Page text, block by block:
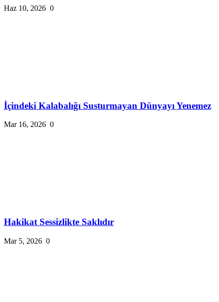
Haz 10, 2026 0
İçindeki Kalabalığı Susturmayan Dünyayı Yenemez
Mar 16, 2026 0
Hakikat Sessizlikte Saklıdır
Mar 5, 2026 0